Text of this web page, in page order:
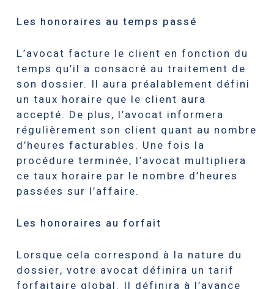
Les honoraires au temps passé
L’avocat facture le client en fonction du
temps qu’il a consacré au traitement de
son dossier. Il aura préalablement défini
un taux horaire que le client aura
accepté. De plus, l’avocat informera
régulièrement son client quant au nombre
d’heures facturables. Une fois la
procédure terminée, l’avocat multipliera
ce taux horaire par le nombre d’heures
passées sur l’affaire.
Les honoraires au forfait
Lorsque cela correspond à la nature du
dossier, votre avocat définira un tarif
forfaitaire global. Il définira à l’avance